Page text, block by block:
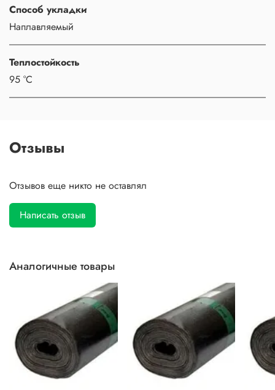
Способ укладки
Наплавляемый
Теплостойкость
95 °С
Отзывы
Отзывов еще никто не оставлял
Написать отзыв
Аналогичные товары